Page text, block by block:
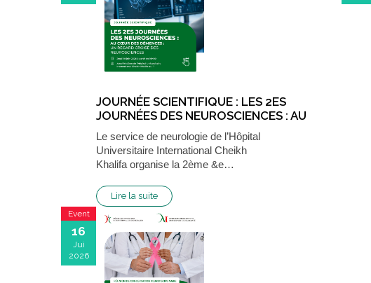
JOURNÉE SCIENTIFIQUE : LES 2ES
JOURNÉES DES NEUROSCIENCES : AU
CŒUR DES DÉMENCES
Le service de neurologie de l’Hôpital
Universitaire International Cheikh
Khalifa organise la 2ème &e…
Lire la suite
Event
16
Jui
2026